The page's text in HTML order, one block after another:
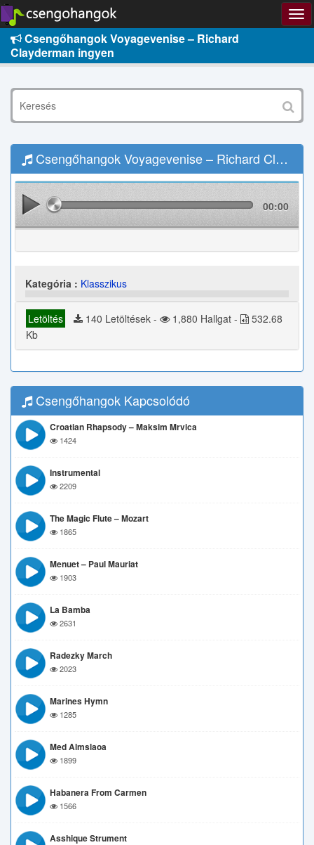
Csengőhangok Voyagevenise – Richard
Clayderman ingyen
Csengőhangok Voyagevenise – Richard Clayderman Letöltés
00:00
Kategória : Klasszikus
Letöltés 140 Letöltések - 1,880 Hallgat -
532.68
Kb
Csengőhangok Kapcsolódó
Croatian Rhapsody – Maksim Mrvica
1424
Instrumental
2209
The Magic Flute – Mozart
1865
Menuet – Paul Mauriat
1903
La Bamba
2631
Radezky March
2023
Marines Hymn
1285
Med Almslaoa
1899
Habanera From Carmen
1566
Asshique Strument